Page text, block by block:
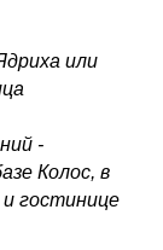
или
-
Колос, в
гостинице